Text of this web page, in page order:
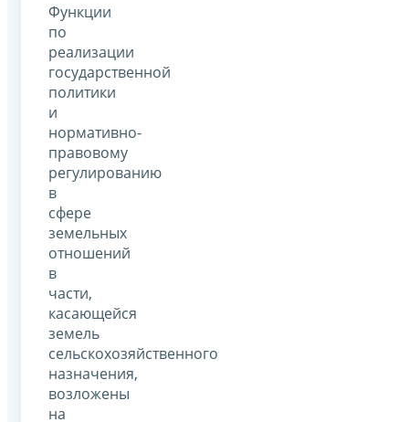
Функции
по
реализации
государственной
политики
и
нормативно-
правовому
регулированию
в
сфере
земельных
отношений
в
части,
касающейся
земель
сельскохозяйственного
назначения,
возложены
на